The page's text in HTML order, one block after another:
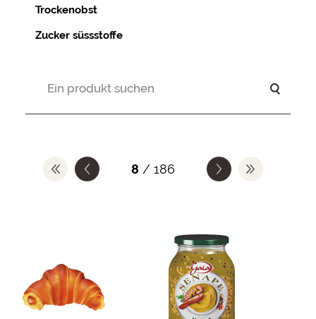
Trockenobst
Zucker süssstoffe
8 / 186